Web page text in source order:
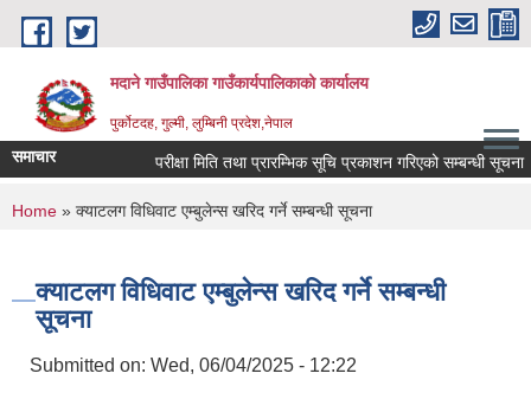
Skip to main content
मदाने गाउँपालिका गाउँकार्यपालिकाको कार्यालय
पुर्कोटदह, गुल्मी, लुम्बिनी प्रदेश,नेपाल
समाचार परीक्षा मिति तथा प्रारम्भिक सूचि प्रकाशन गरिएको सम्बन्धी सूचना
You are here
Home » क्याटलग विधिवाट एम्बुलेन्स खरिद गर्ने सम्बन्धी सूचना
क्याटलग विधिवाट एम्बुलेन्स खरिद गर्ने सम्बन्धी
सूचना
Submitted on: Wed, 06/04/2025 - 12:22